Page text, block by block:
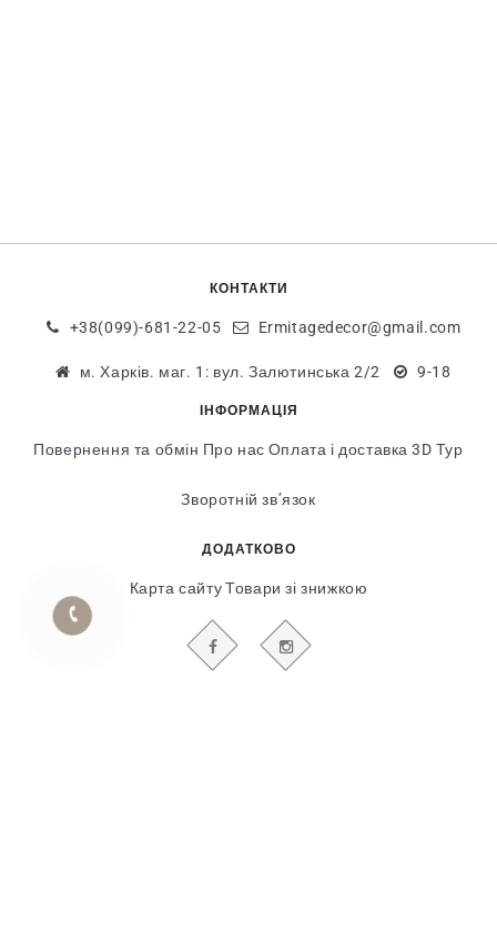
КОНТАКТИ
+38(099)-681-22-05 Ermitagedecor@gmail.com
м. Харків. маг. 1: вул. Залютинська 2/2 9-18
ІНФОРМАЦІЯ
Повернення та обмін Про нас Оплата і доставка 3D Тур
Зворотній зв’язок
ДОДАТКОВО
Карта сайту Товари зі знижкою